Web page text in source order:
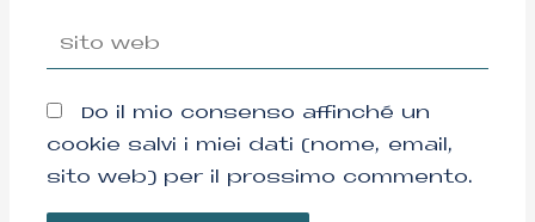
Sito
web
Do il mio consenso affinché un
cookie salvi i miei dati (nome, email,
sito web) per il prossimo commento.